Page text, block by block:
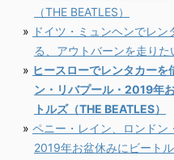
（THE BEATLES）
ドイツ・ミュンヘンでレン
る、アウトバーンを走りた
ヒースローでレンタカーを
ン・リバプール・2019年
トルズ（THE BEATLES）
ペニー・レイン、ロンドン
2019年お盆休みにビート